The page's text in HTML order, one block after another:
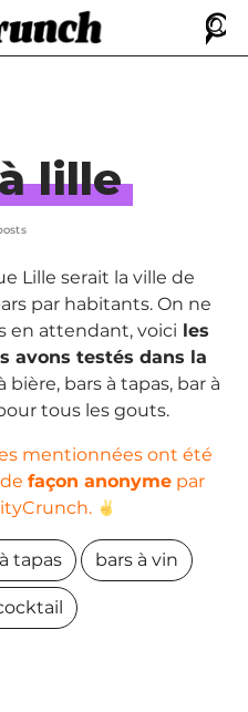
lille
Lille serait la ville de
par habitants. On ne
en attendant, voici les
avons testés dans la
bière, bars à tapas, bar à
tous les gouts.
mentionnées ont été
façon anonymepar
tapas bars à vin